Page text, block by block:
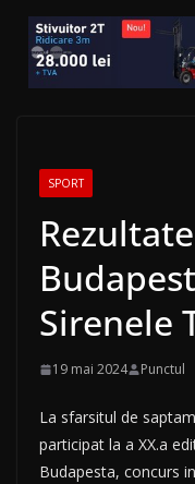
SPORT
Sirenele
19 mai 2024 Punctul
La sfarsitul de
participat la a XX.a
Budapesta, concurs